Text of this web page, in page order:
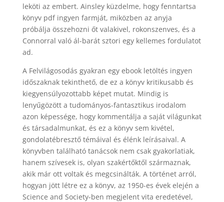
leköti az embert. Ainsley küzdelme, hogy fenntartsa
könyv pdf ingyen farmját, miközben az anyja
próbálja összehozni őt valakivel, rokonszenves, és a
Connorral való ál-barát sztori egy kellemes fordulatot
ad.
A Felvilágosodás gyakran egy ebook letöltés ingyen
időszaknak tekinthető, de ez a könyv kritikusabb és
kiegyensúlyozottabb képet mutat. Mindig is
lenyűgözött a tudományos-fantasztikus irodalom
azon képessége, hogy kommentálja a saját világunkat
és társadalmunkat, és ez a könyv sem kivétel,
gondolatébresztő témáival és élénk leírásaival. A
könyvben található tanácsok nem csak gyakorlatiak,
hanem szívesek is, olyan szakértőktől származnak,
akik már ott voltak és megcsinálták. A történet arról,
hogyan jött létre ez a könyv, az 1950-es évek elején a
Science and Society-ben megjelent vita eredetével,